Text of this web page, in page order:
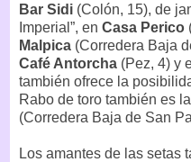
Bar Sidi (Colón, 15), de
Imperial”, en Casa Perico
Malpica (Corredera Baja
Café Antorcha (Pez, 4) y
también ofrece la
Rabo de toro también es
(Corredera Baja de San
Los amantes de las setas